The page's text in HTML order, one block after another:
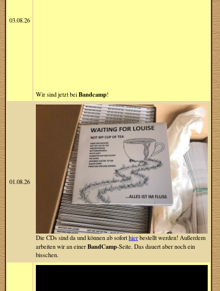
03.08.26
Wir sind jetzt beiBandcamp!
01.08.26
Die CDs sind da und können ab soforthierbestellt werden! Außerdem
arbeiten wir an einerBandCamp-Seite. Das dauert aber noch ein
bisschen.